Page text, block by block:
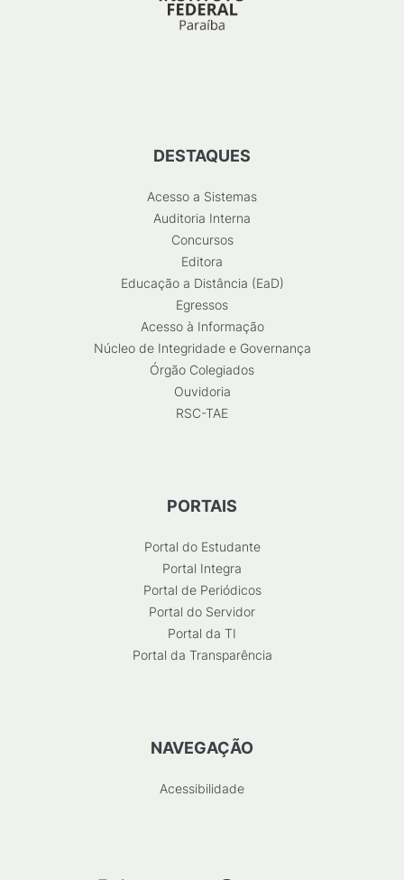
DESTAQUES
Acesso a Sistemas
Auditoria Interna
Concursos
Editora
Educação a Distância (EaD)
Egressos
Acesso à Informação
Núcleo de Integridade e Governança
Órgão Colegiados
Ouvidoria
RSC-TAE
PORTAIS
Portal do Estudante
Portal Integra
Portal de Periódicos
Portal do Servidor
Portal da TI
Portal da Transparência
NAVEGAÇÃO
Acessibilidade